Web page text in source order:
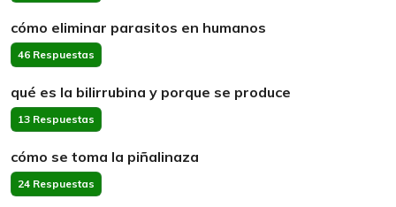
cómo eliminar parasitos en humanos
46 Respuestas
qué es la bilirrubina y porque se produce
13 Respuestas
cómo se toma la piñalinaza
24 Respuestas